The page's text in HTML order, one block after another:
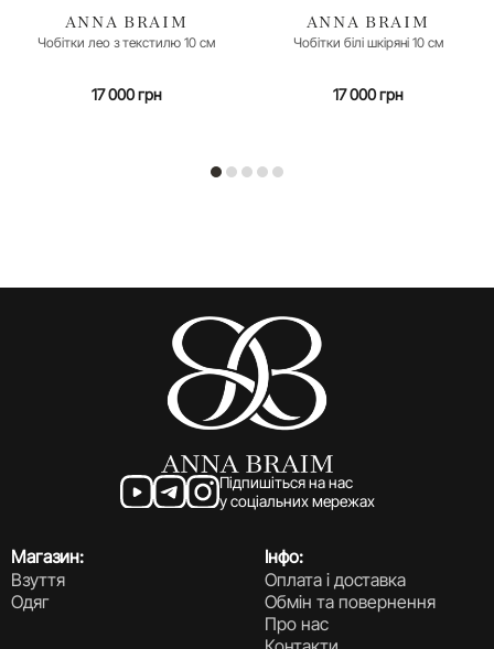
35 36 38 39 40
ANNA BRAIM
Чобітки лео з текстилю 10 см
17 000 грн
35 36 37 38 39 40
ANNA BRAIM
Чобітки білі шкіряні 10 см
17 000 грн
Підпишіться на нас
у соціальних мережах
Магазин:
Взуття
Одяг
Інфо:
Оплата і доставка
Обмін та повернення
Про нас